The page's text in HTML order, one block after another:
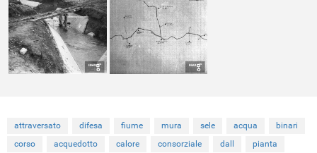
attraversato difesa fiume mura sele acqua
binari
corso
acquedotto calore consorziale dall
pianta